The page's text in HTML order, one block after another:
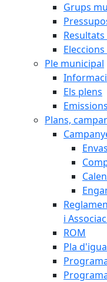
Grups
Ple municipal
Els plens
Plans,
i
ROM
Pla